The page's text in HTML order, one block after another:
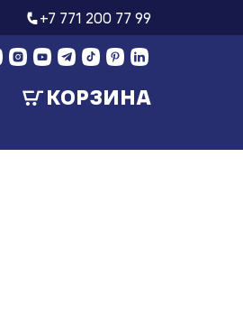
+7 771 200 77 99
КОРЗИНА